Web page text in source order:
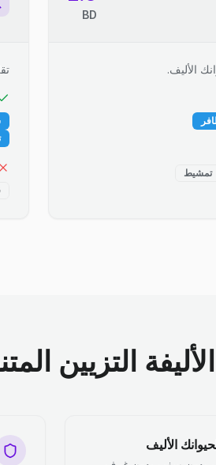
BD
الأليف.
تمشيط
التزيين
الأليف